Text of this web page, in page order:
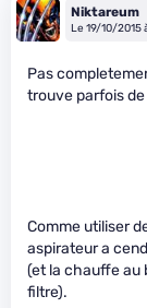
Niktareum
Le 19/10/2015
Pas
trouve parfois
Comme utiliser
aspirateur a
(et la chauffe au
filtre).